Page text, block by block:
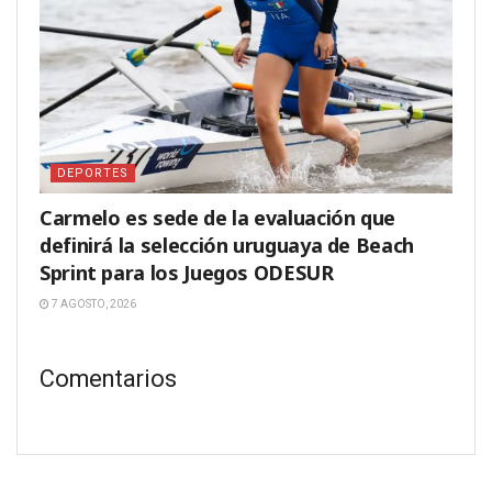
DEPORTES
Carmelo es sede de la evaluación que
definirá la selección uruguaya de Beach
Sprint para los Juegos ODESUR
7 AGOSTO, 2026
Comentarios